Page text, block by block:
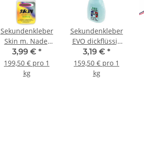
Sekundenkleber
Skin m. Nadel
20gr. dick
3,99 € *
199,50 € pro 1
kg
Sekundenkleber
EVO dickflüssig
20g V-300
3,19 € *
159,50 € pro 1
kg